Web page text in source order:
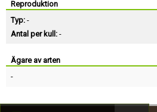
Reproduktion
Typ: -
Antal per kull: -
Ägare av arten
-